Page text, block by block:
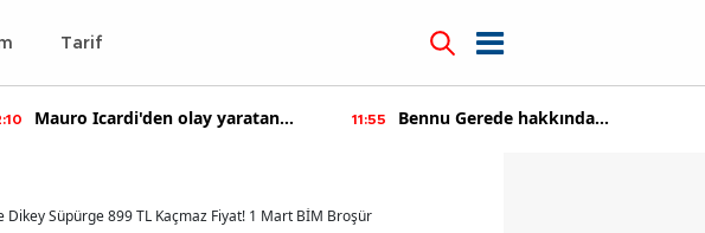
Tarif
11:55
Bennu Gerede hakkında
14:22 Kıvanç Tatlıtuğ'a teklif üstüne
Dikey Süpürge 899 TL Kaçmaz Fiyat! 1 Mart BİM Broşür